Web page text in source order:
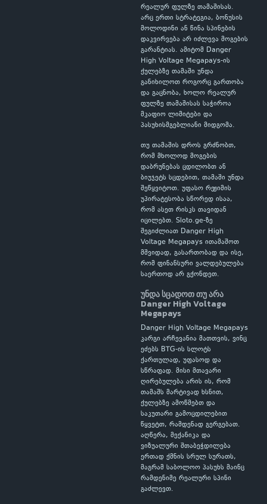
რეალურ ფულზე თამაშისას.
არც ერთი სტრატეგია, ბონუსის
მოლოდინი ან წინა სპინების
დაკვირვება არ იძლევა მოგების
გარანტიას. ამიტომ Danger
High Voltage Megapays-ის
ქულებზე თამაში უნდა
განიხილოთ როგორც გართობა
და გაცნობა, ხოლო რეალურ
ფულზე თამაშისას საჭიროა
მკაფიო ლიმიტები და
პასუხისმგებლიანი მიდგომა.
თუ თამაშის დროს გრძნობთ,
რომ მხოლოდ მოგების
დაბრუნებას ცდილობთ ან
ბიუჯეტს სცდებით, თამაში უნდა
შეწყვიტოთ. უფასო რეჟიმის
უპირატესობა სწორედ ისაა,
რომ ასეთ რისკს თავიდან
იცილებთ. Sloto.ge-ზე
შეგიძლიათ Danger High
Voltage Megapays ითამაშოთ
მშვიდად, გასართობად და ისე,
რომ ფინანსური ვალდებულება
საერთოდ არ გქონდეთ.
უნდა სცადოთ თუ არა
Danger High Voltage
Megapays
Danger High Voltage Megapays
კარგი არჩევანია მათთვის, ვინც
ეძებს BTG-ის სლოტს
ქართულად, უფასოდ და
სწრაფად. მისი მთავარი
ღირებულება არის ის, რომ
თამაშს მარტივად ხსნით,
ქულებზე ამოწმებთ და
საკუთარი გამოცდილებით
წყვეტთ, რამდენად გერგებათ.
აღწერა, მექანიკა და
ვიზუალური შთაბეჭდილება
ერთად ქმნის სრულ სურათს,
მაგრამ საბოლოო პასუხს მაინც
რამდენიმე რეალური სპინი
გაძლევთ.